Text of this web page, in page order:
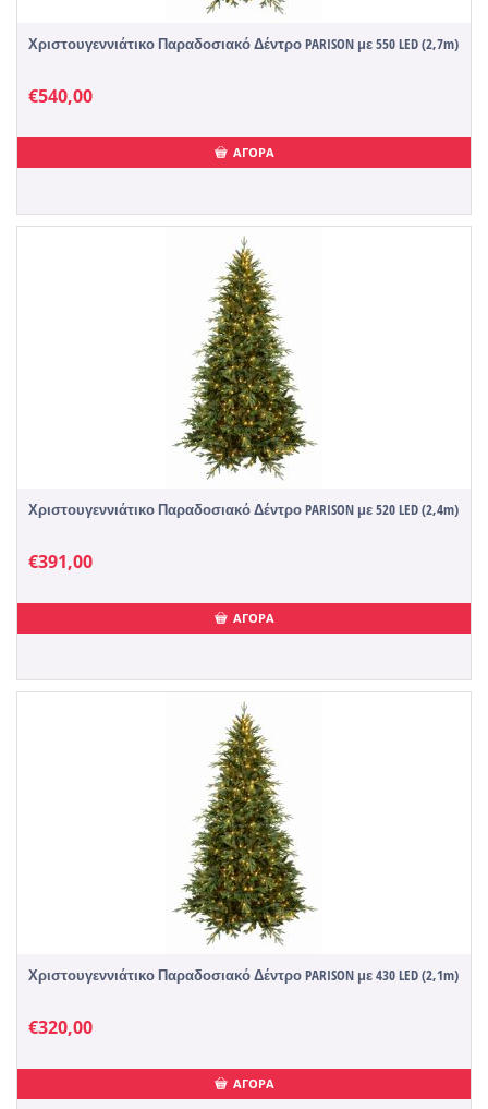
Χριστουγεννιάτικο Παραδοσιακό Δέντρο PARISON με 550 LED (2,7m)
€540,00
ΑΓΟΡΑ
Χριστουγεννιάτικο Παραδοσιακό Δέντρο PARISON με 520 LED (2,4m)
€391,00
ΑΓΟΡΑ
Χριστουγεννιάτικο Παραδοσιακό Δέντρο PARISON με 430 LED (2,1m)
€320,00
ΑΓΟΡΑ